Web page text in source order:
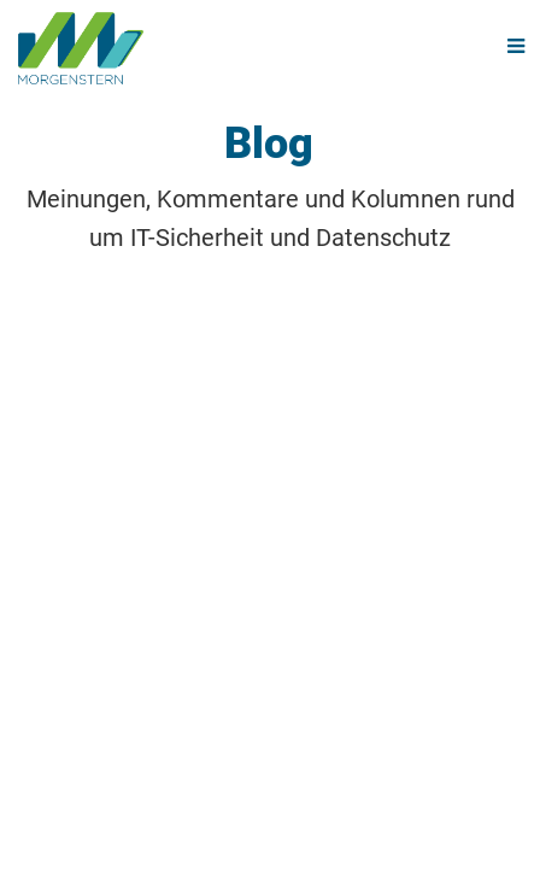
Blog
Meinungen, Kommentare und Kolumnen rund
um IT-Sicherheit und Datenschutz